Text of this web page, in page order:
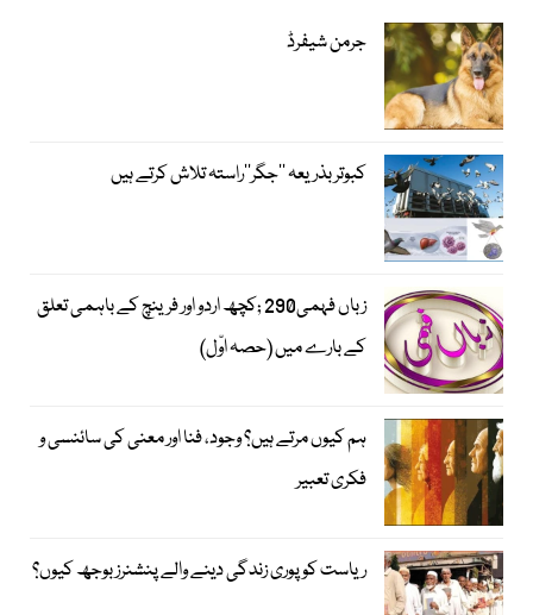
جرمن شیفرڈ
کبوتر بذریعہ ’’جگر‘‘راستہ تلاش کرتے ہیں
زباں فہمی290 ;کچھ اردو اور فرینچ کے باہمی تعلق
کے بارے میں (حصہ اوّل)
ہم کیوں مرتے ہیں؟ وجود، فنا اور معنی کی سائنسی و
فکری تعبیر
ریاست کو پوری زندگی دینے والے پنشنرز بوجھ کیوں؟